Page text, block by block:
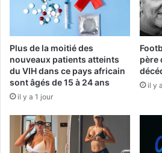
Plus de la moitié des
nouveaux patients atteints
du VIH dans ce pays africain
sont âgés de 15 à 24 ans
il y a 1 jour
père
il y